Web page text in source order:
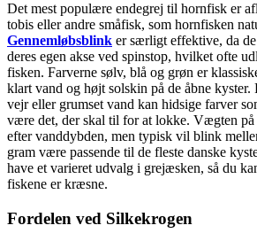
Det mest populære endegrej til hornfisk er
tobis eller andre småfisk, som hornfisken
Gennemløbsblink er særligt effektive, da
deres egen akse ved spinstop, hvilket ofte
fisken. Farverne sølv, blå og grøn er
klart vand og højt solskin på de åbne kyster.
vejr eller grumset vand kan hidsige farver
være det, der skal til for at lokke. Vægten på
efter vanddybden, men typisk vil blink
gram være passende til de fleste danske
have et varieret udvalg i grejæsken, så du
fiskene er kræsne.
Fordelen ved Silkekrogen